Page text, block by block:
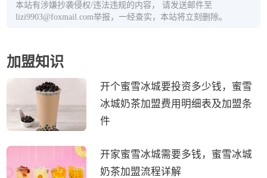
本站有涉嫌抄袭侵权/违法违规的内容， 请发送邮件至
lizi9903@foxmail.com举报，一经查实，本站将立刻删除。
加盟知识
开个蜜雪冰城要投资多少钱，蜜雪
冰城奶茶加盟费用明细表及加盟条
件
开家蜜雪冰城需要多钱，蜜雪冰城
奶茶加盟流程详解